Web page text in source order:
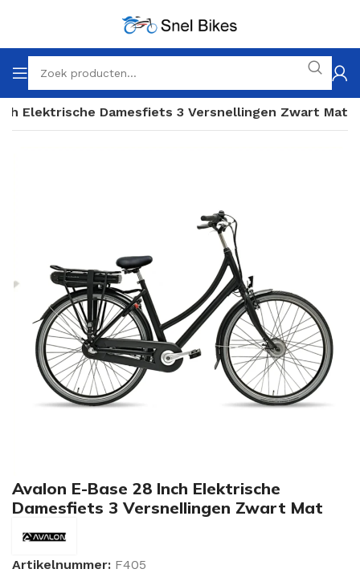
Elektrische Damesfiets 3 Versnellingen Zwart Mat
Avalon E-Base 28 Inch Elektrische
Damesfiets 3 Versnellingen Zwart Mat
Artikelnummer: F405